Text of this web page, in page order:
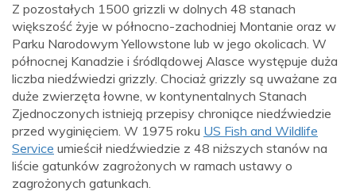
Z pozostałych 1500 grizzli w dolnych 48 stanach
większość żyje w północno-zachodniej Montanie oraz w
Parku Narodowym Yellowstone lub w jego okolicach. W
północnej Kanadzie i śródlądowej Alasce występuje duża
liczba niedźwiedzi grizzly. Chociaż grizzly są uważane za
duże zwierzęta łowne, w kontynentalnych Stanach
Zjednoczonych istnieją przepisy chroniące niedźwiedzie
przed wyginięciem. W 1975 roku US Fish and Wildlife
Service umieścił niedźwiedzie z 48 niższych stanów na
liście gatunków zagrożonych w ramach ustawy o
zagrożonych gatunkach.